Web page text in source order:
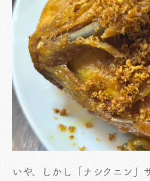
いや、しかし「ナシクニン」